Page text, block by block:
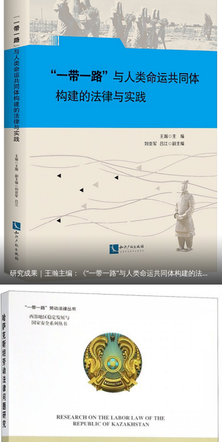
研究成果｜王瀚主编：《“一带一路”与人类命运共同体构建的法律与实践》